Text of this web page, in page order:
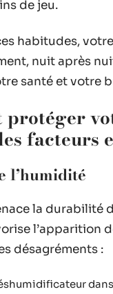
de jeu.
habitudes,
nuit après
santé et votre
protéger
facteurs
l’humidité
la durabilité
l’apparition
désagréments :